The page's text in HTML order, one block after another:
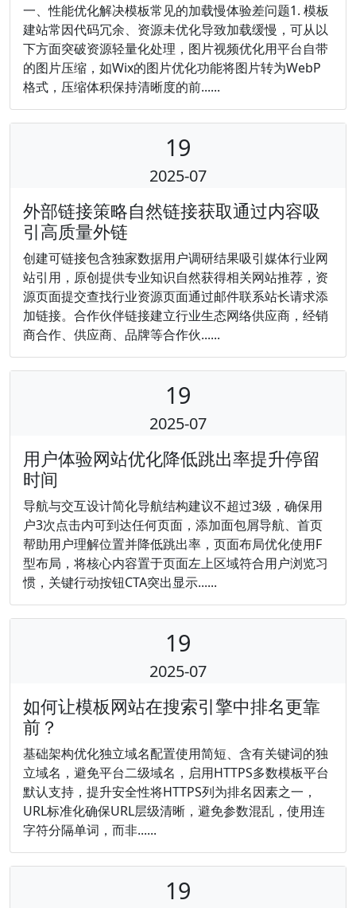
一、性能优化解决模板常见的加载慢体验差问题1. 模板
建站常因代码冗余、资源未优化导致加载缓慢，可从以
下方面突破资源轻量化处理，图片视频优化用平台自带
的图片压缩，如Wix的图片优化功能将图片转为WebP
格式，压缩体积保持清晰度的前......
19
2025-07
外部链接策略自然链接获取通过内容吸
引高质量外链
创建可链接包含独家数据用户调研结果吸引媒体行业网
站引用，原创提供专业知识自然获得相关网站推荐，资
源页面提交查找行业资源页面通过邮件联系站长请求添
加链接。合作伙伴链接建立行业生态网络供应商，经销
商合作、供应商、品牌等合作伙......
19
2025-07
用户体验网站优化降低跳出率提升停留
时间
导航与交互设计简化导航结构建议不超过3级，确保用
户3次点击内可到达任何页面，添加面包屑导航、首页
帮助用户理解位置并降低跳出率，页面布局优化使用F
型布局，将核心内容置于页面左上区域符合用户浏览习
惯，关键行动按钮CTA突出显示......
19
2025-07
如何让模板网站在搜索引擎中排名更靠
前？
基础架构优化独立域名配置使用简短、含有关键词的独
立域名，避免平台二级域名，启用HTTPS多数模板平台
默认支持，提升安全性将HTTPS列为排名因素之一，
URL标准化确保URL层级清晰，避免参数混乱，使用连
字符分隔单词，而非......
19